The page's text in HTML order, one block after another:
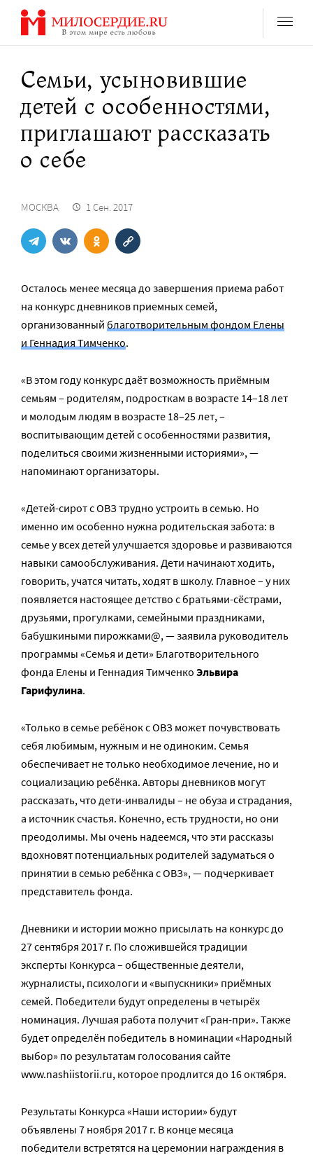
Перейти
содержанию
Семьи, усыновившие
детей с особенностями,
приглашают рассказать
о себе
МОСКВА 1 Сен. 2017
Осталось менее месяца до завершения приема работ
на конкурс дневников приемных семей,
организованный благотворительным фондом Елены
и Геннадия Тимченко.
«В этом году конкурс даёт возможность приёмным
семьям – родителям, подросткам в возрасте 14–18 лет
и молодым людям в возрасте 18–25 лет, –
воспитывающим детей с особенностями развития,
поделиться своими жизненными историями», —
напоминают организаторы.
«Детей-сирот с ОВЗ трудно устроить в семью. Но
именно им особенно нужна родительская забота: в
семье у всех детей улучшается здоровье и развиваются
навыки самообслуживания. Дети начинают ходить,
говорить, учатся читать, ходят в школу. Главное – у них
появляется настоящее детство с братьями-сёстрами,
друзьями, прогулками, семейными праздниками,
бабушкиными пирожками@, — заявила руководитель
программы «Семья и дети» Благотворительного
фонда Елены и Геннадия Тимченко Эльвира
Гарифулина.
«Только в семье ребёнок с ОВЗ может почувствовать
себя любимым, нужным и не одиноким. Семья
обеспечивает не только необходимое лечение, но и
социализацию ребёнка. Авторы дневников могут
рассказать, что дети-инвалиды – не обуза и страдания,
а источник счастья. Конечно, есть трудности, но они
преодолимы. Мы очень надеемся, что эти рассказы
вдохновят потенциальных родителей задуматься о
принятии в семью ребёнка с ОВЗ», — подчеркивает
представитель фонда.
Дневники и истории можно присылать на конкурс до
27 сентября 2017 г. По сложившейся традиции
эксперты Конкурса – общественные деятели,
журналисты, психологи и «выпускники» приёмных
семей. Победители будут определены в четырёх
номинация. Лучшая работа получит «Гран-при». Также
будет определён победитель в номинации «Народный
выбор» по результатам голосования сайте
www.nashiistorii.ru, которое продлится до 16 октября.
Результаты Конкурса «Наши истории» будут
объявлены 7 ноября 2017 г. В конце месяца
победители встретятся на церемонии награждения в